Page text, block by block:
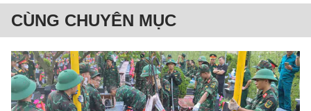
CÙNG CHUYÊN MỤC